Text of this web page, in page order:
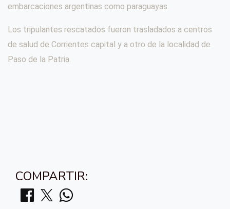
embarcaciones argentinas como paraguayas.
Los tripulantes rescatados fueron trasladados a centros
de salud de Corrientes capital y a otro de la localidad de
Paso de la Patria.
COMPARTIR: